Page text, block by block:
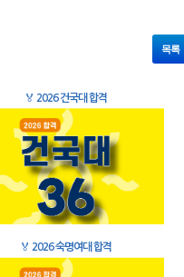
목록
🏅 2026 건국대 합격
🏅 2026 숙명여대 합격